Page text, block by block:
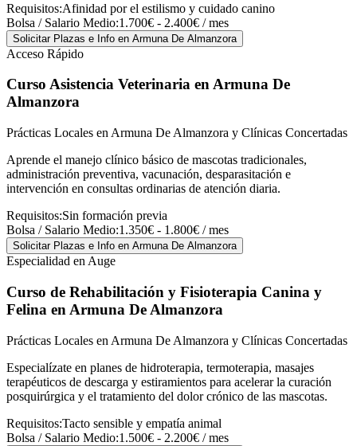
Requisitos:Afinidad por el estilismo y cuidado canino
Bolsa / Salario Medio:1.700€ - 2.400€ / mes
Solicitar Plazas e Info en Armuna De Almanzora
Acceso Rápido
Curso Asistencia Veterinaria en Armuna De
Almanzora
Prácticas Locales en Armuna De Almanzora y Clínicas Concertadas
Aprende el manejo clínico básico de mascotas tradicionales,
administración preventiva, vacunación, desparasitación e
intervención en consultas ordinarias de atención diaria.
Requisitos:Sin formación previa
Bolsa / Salario Medio:1.350€ - 1.800€ / mes
Solicitar Plazas e Info en Armuna De Almanzora
Especialidad en Auge
Curso de Rehabilitación y Fisioterapia Canina y
Felina en Armuna De Almanzora
Prácticas Locales en Armuna De Almanzora y Clínicas Concertadas
Especialízate en planes de hidroterapia, termoterapia, masajes
terapéuticos de descarga y estiramientos para acelerar la curación
posquirúrgica y el tratamiento del dolor crónico de las mascotas.
Requisitos:Tacto sensible y empatía animal
Bolsa / Salario Medio:1.500€ - 2.200€ / mes